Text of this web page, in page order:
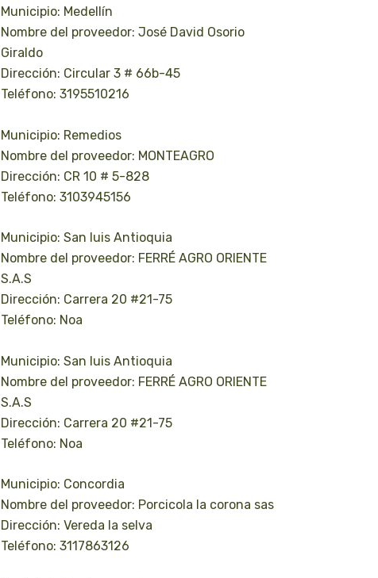
Municipio: Medellín
Nombre del proveedor: José David Osorio
Giraldo
Dirección: Circular 3 # 66b-45
Teléfono: 3195510216
Municipio: Remedios
Nombre del proveedor: MONTEAGRO
Dirección: CR 10 # 5-828
Teléfono: 3103945156
Municipio: San luis Antioquia
Nombre del proveedor: FERRÉ AGRO ORIENTE
S.A.S
Dirección: Carrera 20 #21-75
Teléfono: Noa
Municipio: San luis Antioquia
Nombre del proveedor: FERRÉ AGRO ORIENTE
S.A.S
Dirección: Carrera 20 #21-75
Teléfono: Noa
Municipio: Concordia
Nombre del proveedor: Porcicola la corona sas
Dirección: Vereda la selva
Teléfono: 3117863126